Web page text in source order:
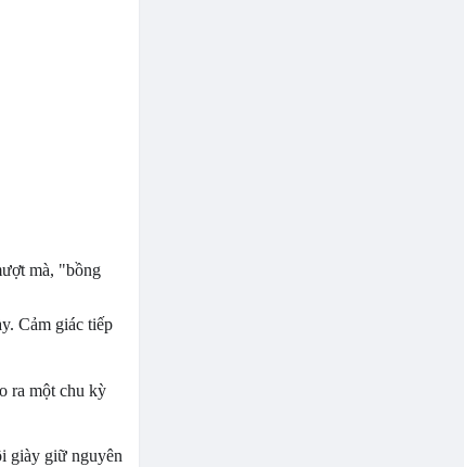
mà, "bồng
Cảm giác tiếp
ra một chu kỳ
giày giữ nguyên